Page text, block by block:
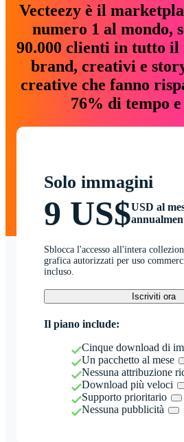
Vecteezy è il
numero 1 al mondo,
90.000 clienti in tutto il
brand, creativi e
creative che fanno
76% di tempo
Solo immagini
9 US$USD al
Sblocca l'accesso all'intera
grafica autorizzati per uso
incluso.
Iscriviti ora
Il piano include:
Cinque download di
Un pacchetto al mese
Nessuna attribuzione
Download più veloci
Supporto prioritario
Nessuna pubblicità